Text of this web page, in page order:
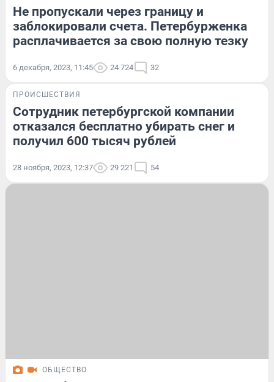
Не пропускали через границу и
заблокировали счета. Петербурженка
расплачивается за свою полную тезку
6 декабря, 2023, 11:45 24 724 32
ПРОИСШЕСТВИЯ
Сотрудник петербургской компании
отказался бесплатно убирать снег и
получил 600 тысяч рублей
28 ноября, 2023, 12:37 29 221 54
ОБЩЕСТВО